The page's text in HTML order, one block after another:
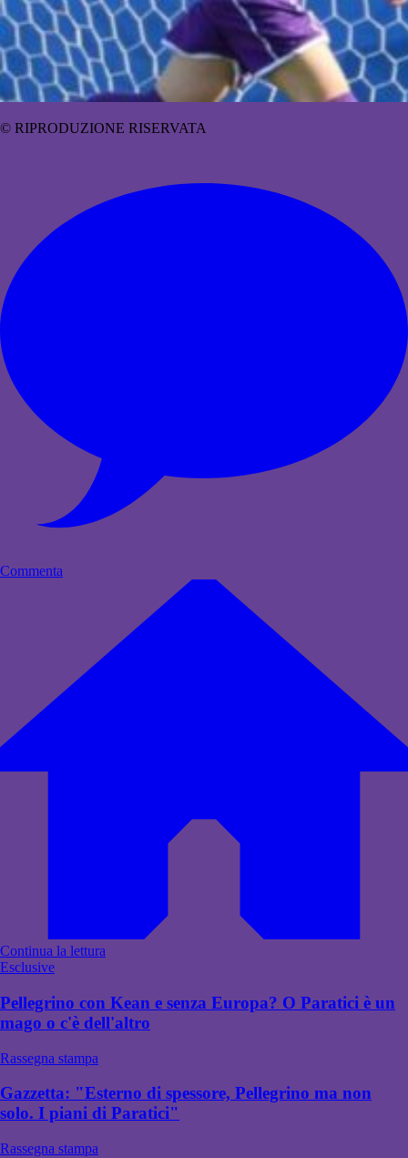
© RIPRODUZIONE RISERVATA
Commenta
Continua la lettura
Esclusive
Pellegrino con Kean e senza Europa? O Paratici è un
mago o c'è dell'altro
Rassegna stampa
Gazzetta: "Esterno di spessore, Pellegrino ma non
solo. I piani di Paratici"
Rassegna stampa